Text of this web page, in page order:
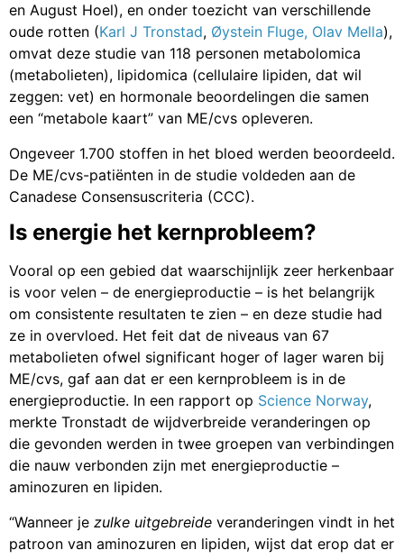
en August Hoel), en onder toezicht van verschillende
oude rotten (Karl J Tronstad, Øystein Fluge, Olav Mella),
omvat deze studie van 118 personen metabolomica
(metabolieten), lipidomica (cellulaire lipiden, dat wil
zeggen: vet) en hormonale beoordelingen die samen
een “metabole kaart” van ME/cvs opleveren.
Ongeveer 1.700 stoffen in het bloed werden beoordeeld.
De ME/cvs-patiënten in de studie voldeden aan de
Canadese Consensuscriteria (CCC).
Is energie het kernprobleem?
Vooral op een gebied dat waarschijnlijk zeer herkenbaar
is voor velen – de energieproductie – is het belangrijk
om consistente resultaten te zien – en deze studie had
ze in overvloed. Het feit dat de niveaus van 67
metabolieten ofwel significant hoger of lager waren bij
ME/cvs, gaf aan dat er een kernprobleem is in de
energieproductie. In een rapport op Science Norway,
merkte Tronstadt de wijdverbreide veranderingen op
die gevonden werden in twee groepen van verbindingen
die nauw verbonden zijn met energieproductie –
aminozuren en lipiden.
“Wanneer je zulke uitgebreide veranderingen vindt in het
patroon van aminozuren en lipiden, wijst dat erop dat er